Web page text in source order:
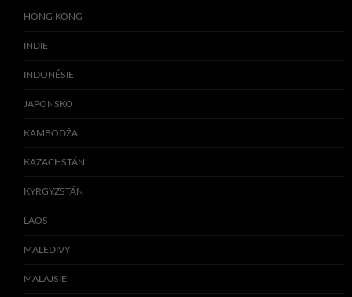
HONG KONG
INDIE
INDONÉSIE
JAPONSKO
KAMBODŽA
KAZACHSTÁN
KYRGYZSTÁN
LAOS
MALEDIVY
MALAJSIE